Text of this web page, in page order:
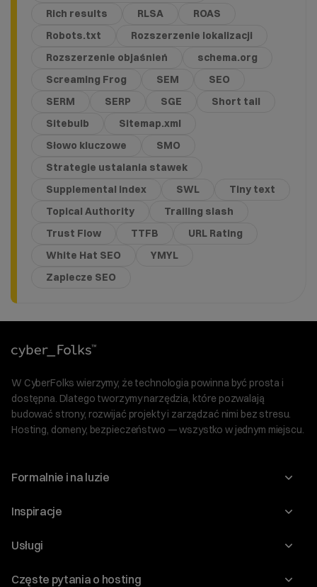
Rich results
RLSA
ROAS
Robots.txt
Rozszerzenie lokalizacji
Rozszerzenie objaśnień
schema.org
Screaming Frog
SEM
SEO
SERM
SERP SGE
Short tail
Sitebulb
Sitemap.xml
Słowo kluczowe
SMO
Strategie ustalania stawek
Supplemental index
SWL
Tiny text
Topical Authority
Trailing slash
Trust Flow
TTFB
URL Rating
White Hat SEO
YMYL
Zaplecze SEO
W CyberFolks wierzymy, że technologia powinna być prosta i
dostępna. Dlatego tworzymy narzędzia, które pozwalają
budować strony, rozwijać projekty i zarządzać nimi bez stresu.
Hosting, domeny, bezpieczeństwo — wszystko w jednym miejscu.
Formalnie i na luzie
O nas
Program Korzyści dla Inwestorów
Regulaminy i specyfikacje
Inspiracje
Blog
Usługi
Domeny
Częste pytania o hosting